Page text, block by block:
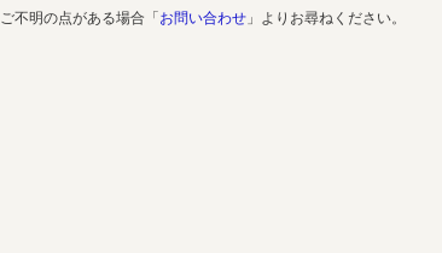
ご不明の点がある場合「 お問い合わせ 」よりお尋ねください。